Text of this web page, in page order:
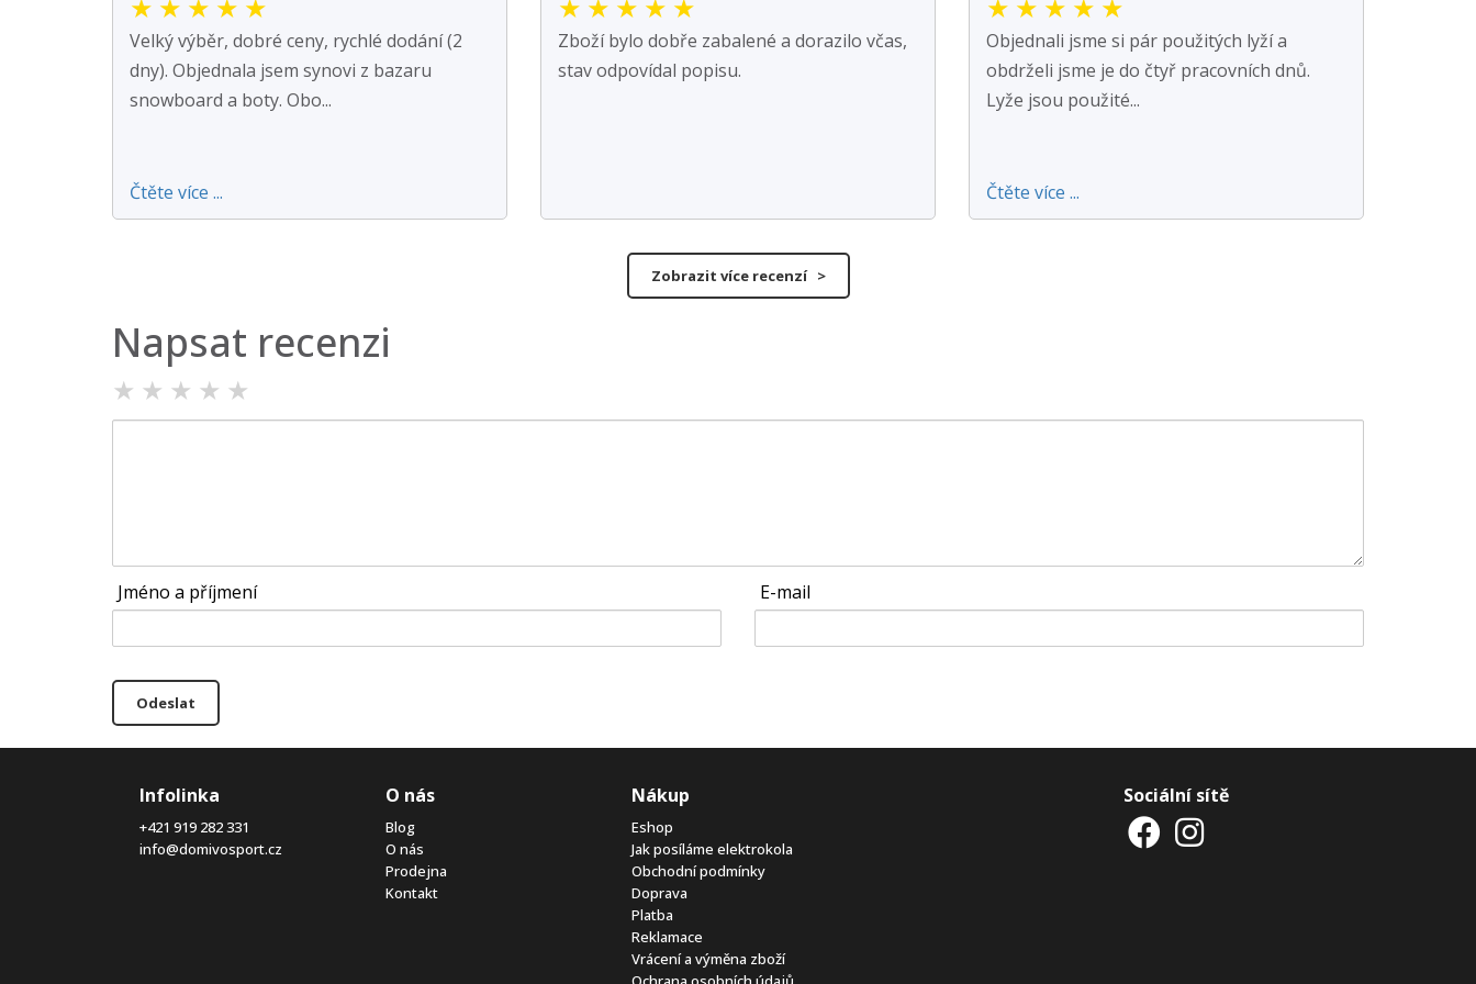
Velký výběr, dobré ceny, rychlé dodání (2
dny). Objednala jsem synovi z bazaru
snowboard a boty. Obo...
Čtěte více ...
Zboží bylo dobře zabalené a dorazilo včas,
stav odpovídal popisu.
Objednali jsme si pár použitých lyží a
obdrželi jsme je do čtyř pracovních dnů.
Lyže jsou použité...
Čtěte více ...
Zobrazit více recenzí >
Napsat recenzi
★ ★ ★ ★ ★
Jméno a příjmení E-mail
Odeslat
Infolinka
+421 919 282 331
info@domivosport.cz
O nás
Blog
O nás
Prodejna
Kontakt
Nákup
Eshop
Jak posíláme elektrokola
Obchodní podmínky
Doprava
Platba
Reklamace
Vrácení a výměna zboží
Sociální sítě